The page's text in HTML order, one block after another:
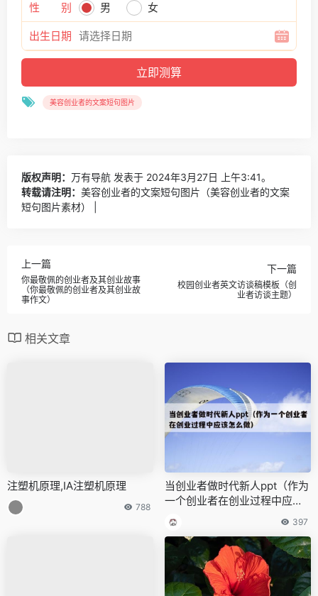
性 别 男 女
出生日期
美容创业者的文案短句图片
版权声明： 万有导航 发表于 2024年3月27日 上午3:41。
转载请注明： 美容创业者的文案短句图片（美容创业者的文案
短句图片素材） |
上一篇
你最敬佩的创业者及其创业故事
（你最敬佩的创业者及其创业故
事作文）
下一篇
校园创业者英文访谈稿模板（创
业者访谈主题）
相关文章
注塑机原理,IA注塑机原理
788
当创业者做时代新人ppt（作为
一个创业者在创业过程中应该
397